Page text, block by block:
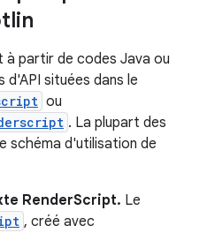
à partir de codes Java ou
d'API situées dans le
ou
. La plupart des
schéma d'utilisation de
RenderScript. Le
, créé avec